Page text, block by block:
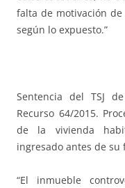
falta de motivación
según lo expuesto.”
Sentencia del TSJ
Recurso 64/2015.
de la vivienda
ingresado antes de
“El inmueble